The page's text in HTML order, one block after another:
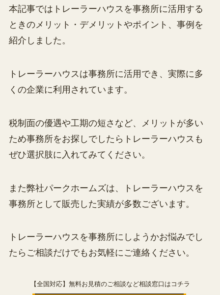
本記事ではトレーラーハウスを事務所に活用する
ときのメリット・デメリットやポイント、事例を
紹介しました。
トレーラーハウスは事務所に活用でき、実際に多
くの企業に利用されています。
税制面の優遇や工期の短さなど、メリットが多い
ため事務所をお探しでしたらトレーラーハウスも
ぜひ選択肢に入れてみてください。
また弊社パークホームズは、トレーラーハウスを
事務所として販売した実績が多数ございます。
トレーラーハウスを事務所にしようかお悩みでし
たらご相談だけでもお気軽にご連絡ください。
【全国対応】無料お見積のご相談など相談窓口はコチラ